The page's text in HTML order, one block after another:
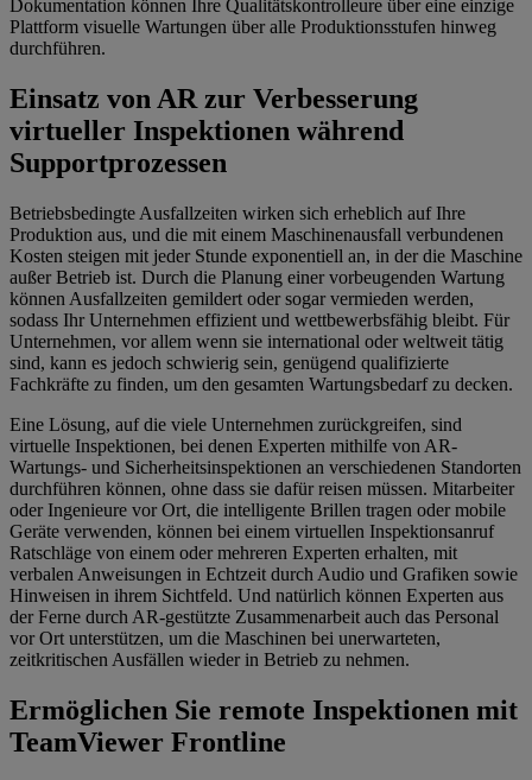
Dokumentation können Ihre Qualitätskontrolleure über eine einzige
Plattform visuelle Wartungen über alle Produktionsstufen hinweg
durchführen.
Einsatz von AR zur Verbesserung
virtueller Inspektionen während
Supportprozessen
Betriebsbedingte Ausfallzeiten wirken sich erheblich auf Ihre
Produktion aus, und die mit einem Maschinenausfall verbundenen
Kosten steigen mit jeder Stunde exponentiell an, in der die Maschine
außer Betrieb ist. Durch die Planung einer vorbeugenden Wartung
können Ausfallzeiten gemildert oder sogar vermieden werden,
sodass Ihr Unternehmen effizient und wettbewerbsfähig bleibt. Für
Unternehmen, vor allem wenn sie international oder weltweit tätig
sind, kann es jedoch schwierig sein, genügend qualifizierte
Fachkräfte zu finden, um den gesamten Wartungsbedarf zu decken.
Eine Lösung, auf die viele Unternehmen zurückgreifen, sind
virtuelle Inspektionen, bei denen Experten mithilfe von AR-
Wartungs- und Sicherheitsinspektionen an verschiedenen Standorten
durchführen können, ohne dass sie dafür reisen müssen. Mitarbeiter
oder Ingenieure vor Ort, die intelligente Brillen tragen oder mobile
Geräte verwenden, können bei einem virtuellen Inspektionsanruf
Ratschläge von einem oder mehreren Experten erhalten, mit
verbalen Anweisungen in Echtzeit durch Audio und Grafiken sowie
Hinweisen in ihrem Sichtfeld. Und natürlich können Experten aus
der Ferne durch AR-gestützte Zusammenarbeit auch das Personal
vor Ort unterstützen, um die Maschinen bei unerwarteten,
zeitkritischen Ausfällen wieder in Betrieb zu nehmen.
Ermöglichen Sie remote Inspektionen mit
TeamViewer Frontline